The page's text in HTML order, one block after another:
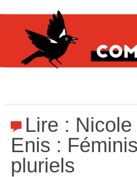
Lire : Nicole
Enis :
pluriels